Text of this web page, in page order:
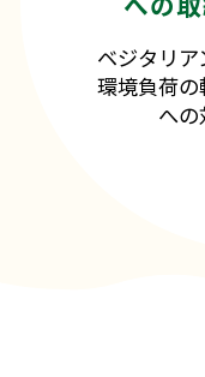
ベジタリ
環境負荷
への